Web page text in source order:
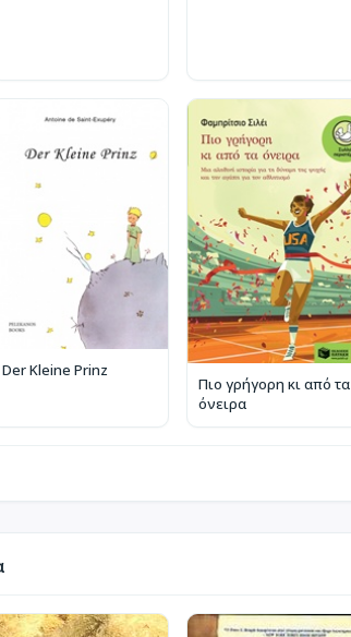
Der Kleine Prinz
Πιο γρήγορη κι από τα
όνειρα